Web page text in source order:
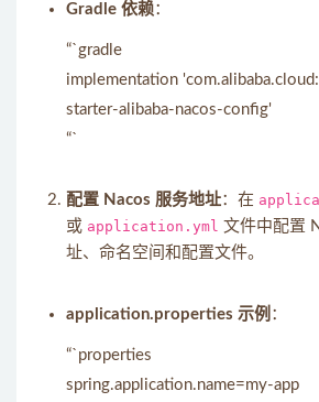
Gradle 依赖：
“`gradle
implementation
starter-alibaba-nacos-config'
“`
配置 Nacos 服务地址：在
或 application.yml 文件中配置
址、命名空间和配置文件。
application.properties 示例 ：
“`properties
spring.application.name=my-app